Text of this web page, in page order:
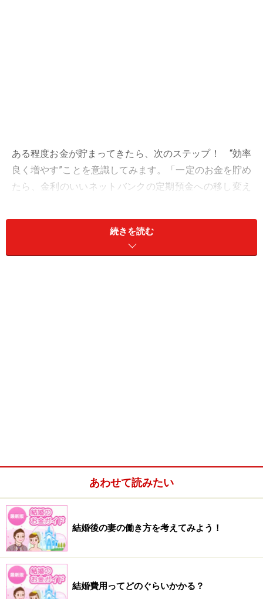
ある程度お金が貯まってきたら、次のステップ！ “効率
良く増やす”ことを意識してみます。「一定のお金を貯め
たら、金利のいいネットバンクの定期預金への移し変え
行とネットバンクでは10倍もの差が開きます。年月を重
ねるほど、貯まる額に違いが出てきますよ」
「おまとめサービス」や「期日指定定期」
を使うのも手
続きを読む
あわせて読みたい
結婚後の妻の働き方を考えてみよう！
結婚費用ってどのぐらいかかる？